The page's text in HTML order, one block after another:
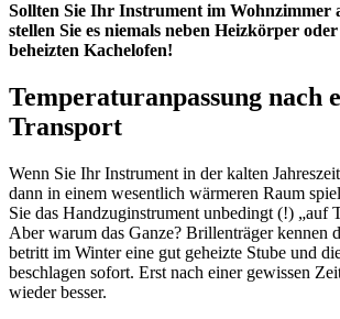
Sollten Sie Ihr Instrument im Wohnzimmer
stellen Sie es niemals neben Heizkörper
beheizten Kachelofen!
Temperaturanpassung nach
Transport
Wenn Sie Ihr Instrument in der kalten
dann in einem wesentlich wärmeren Raum
Sie das Handzuginstrument unbedingt (!) „auf
Aber warum das Ganze? Brillenträger kennen
betritt im Winter eine gut geheizte Stube und
beschlagen sofort. Erst nach einer gewissen
wieder besser.